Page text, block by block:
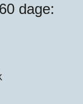
dage: